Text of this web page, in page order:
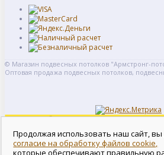
© Магазин подвесных потолков "Армстронг-
Оптовая продажа подвесных потолков,
Сравнение 0
Отложенные 0
Продолжая использовать наш сайт, вы
согласие на обработку файлов cookie,
которые обеспечивают правильную